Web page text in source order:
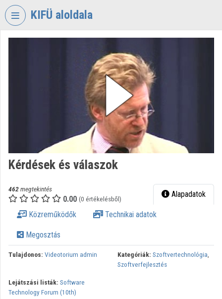
Fejléc kihagyása
KIFÜ aloldala
Bejelentkezés
Intézményi felfedezés
Kategóriák
Intézményi listák
Intézmények
Közreműködők
Kérdések és válaszok
462megtekintés
0.00 (0 értékelésből) Alapadatok
Közreműködők Technikai adatok
Megosztás
Tulajdonos: Videotorium admin Kategóriák: Szoftvertechnológia,
Szoftverfejlesztés
Lejátszási listák: Software
Technology Forum (10th)